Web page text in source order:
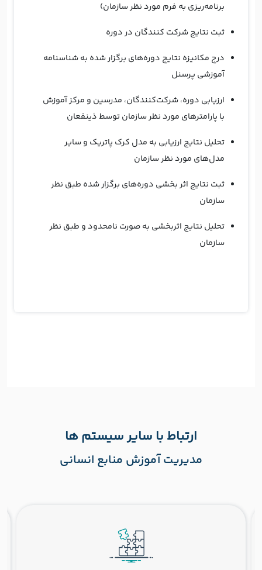
برنامه‌ریزی به فرم مورد نظر سازمان)
ثبت نتایج شرکت کنندگان در دوره
درج مکانیزه نتایج دوره‌های برگزار شده به شناسنامه
آموزشی پرسنل
ارزیابی دوره، شرکت‌کنندگان، مدرسین و مرکز آموزش
با پارامترهای مورد نظر سازمان توسط ذینفعان
تحلیل نتایج ارزیابی به مدل کرک پاتریک و سایر
مدل‌های مورد نظر سازمان
ثبت نتایج اثر بخشی دوره‌های برگزار شده طبق نظر
سازمان
تحلیل نتایج اثربخشی به صورت نامحدود و طبق نظر
سازمان
ارتباط با سایر سیستم ها
مدیریت آموزش منابع انسانی